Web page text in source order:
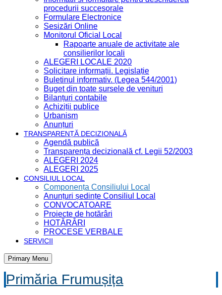
procedurii succesorale
Formulare Electronice
Sesizări Online
Monitorul Oficial Local
Rapoarte anuale de activitate ale
consilierilor locali
ALEGERI LOCALE 2020
Solicitare informații. Legislație
Buletinul informativ. (Legea 544/2001)
Buget din toate sursele de venituri
Bilanțuri contabile
Achiziții publice
Urbanism
Anunțuri
TRANSPARENȚĂ DECIZIONALĂ
Agendă publică
Transparența decizională cf. Legii 52/2003
ALEGERI 2024
ALEGERI 2025
CONSILIUL LOCAL
Componența Consiliului Local
Anunțuri ședințe Consiliul Local
CONVOCATOARE
Proiecte de hotărâri
HOTĂRÂRI
PROCESE VERBALE
SERVICII
Primary Menu
Primăria Frumușița